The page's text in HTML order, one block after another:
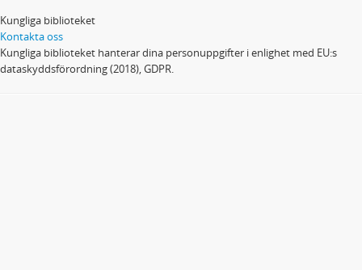
Kungliga biblioteket
Kontakta oss
Kungliga biblioteket hanterar dina personuppgifter i enlighet med EU:s
dataskyddsförordning (2018), GDPR.